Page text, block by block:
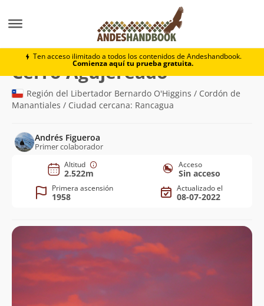
Ten acceso ilimitado a todos los contenidos de Andeshandbook.
Comienza aquí tu prueba gratuita.
Cerro Agujereado
Cerro Agujereado(2.522m)
Región del Libertador Bernardo O'Higgins / Cordón de
Manantiales / Ciudad cercana: Rancagua
Andrés Figueroa
Primer colaborador
Altitud
2.522m
Acceso
Sin acceso
Primera ascensión
1958
Actualizado el
08-07-2022